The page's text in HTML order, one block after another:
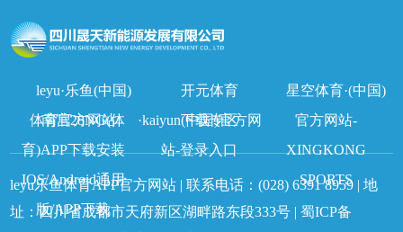
leyu·乐鱼(中国)
体育官方网站
开元体育
·kaiyun(中国)官方网
站-登录入口
星空体育·(中国)
官方网站-
XINGKONG
SPORTS
南宫28NG(体
育)APP下载安装
IOS/Android通用
版/APP下载
下载专区
leyu乐鱼体育APP官方网站 | 联系电话：(028) 6391 8959 | 地
址：四川省成都市天府新区湖畔路东段333号 |蜀ICP备